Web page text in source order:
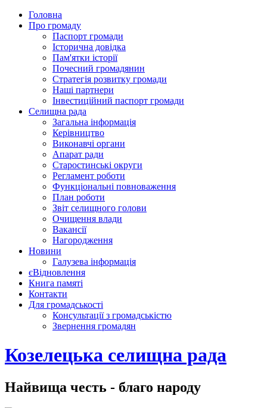
Головна
Про громаду
Паспорт громади
Історична довідка
Пам'ятки історії
Почесний громадянин
Стратегія розвитку громади
Наші партнери
Інвестиційний паспорт громади
Селищна рада
Загальна інформація
Керівництво
Виконавчі органи
Апарат ради
Старостинські округи
Регламент роботи
Функціональні повноваження
План роботи
Звіт селищного голови
Очищення влади
Вакансії
Нагородження
Новини
Галузева інформація
єВідновлення
Книга памяті
Контакти
Для громадськості
Консультації з громадськістю
Звернення громадян
Козелецька селищна рада
Найвища честь - благо народу